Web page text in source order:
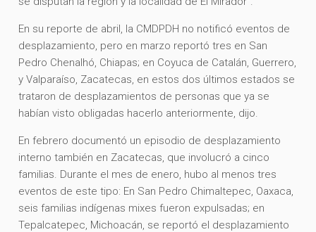
En su reporte de abril, la CMDPDH no notificó eventos de
desplazamiento, pero en marzo reportó tres en San
Pedro Chenalhó, Chiapas; en Coyuca de Catalán, Guerrero,
y Valparaíso, Zacatecas, en estos dos últimos estados se
trataron de desplazamientos de personas que ya se
habían visto obligadas hacerlo anteriormente, dijo.
En febrero documentó un episodio de desplazamiento
interno también en Zacatecas, que involucró a cinco
familias. Durante el mes de enero, hubo al menos tres
eventos de este tipo: En San Pedro Chimaltepec, Oaxaca,
seis familias indígenas mixes fueron expulsadas; en
Tepalcatepec, Michoacán, se reportó el desplazamiento